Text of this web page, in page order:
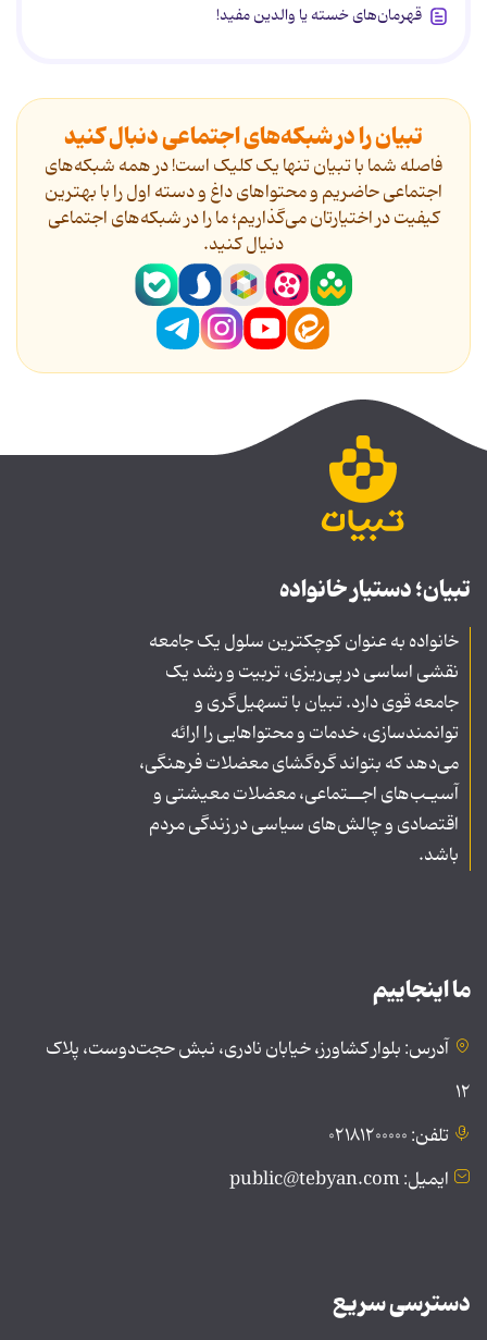
قهرمان‌های خسته یا والدین مفید!
تبیان را در شبکه‌های اجتماعی دنبال کنید
فاصله شما با تبیان تنها یک کلیک است! در همه شبکه‌های
اجتماعی حاضریم و محتواهای داغ و دسته اول را با بهترین
کیفیت در اختیارتان می‌گذاریم؛ ما را در شبکه‌های اجتماعی
دنیال کنید.
تبیان؛ دستیار خانواده
خانواده به عنوان کوچکترین سلول یک جامعه
نقشی اساسی در پی‌ریزی، تربیت و رشد یک
جامعه قوی دارد. تبیان با تسهیل‌گری و
توانمندسازی، خدمات و محتواهایی را ارائه
می‌دهد که بتواند گره‌گشای معضلات فرهنگی،
آسیـب‌های اجــتماعی، معضلات معیشتی و
اقتصادی و چالش‌های سیاسی در زندگی مردم
باشد.
ما اینجاییم
آدرس: بلوار کشاورز، خیابان نادری، نبش حجت‌دوست، پلاک
۱۲
تلفن: ۰۲۱۸۱۲۰۰۰۰۰
ایمیل: public@tebyan.com
دسترسی سریع